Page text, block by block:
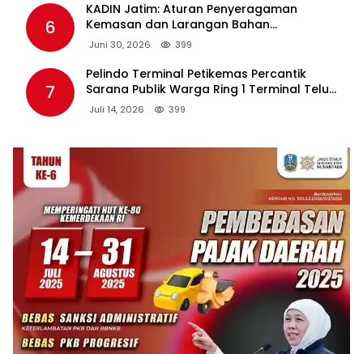
6
KADIN Jatim: Aturan Penyeragaman
Kemasan dan Larangan Bahan
Tambahan Berpotensi Ganggu Industri
Juni 30, 2026 399
7
Pelindo Terminal Petikemas Percantik
Sarana Publik Warga Ring 1 Terminal Teluk
Lamong Lewat Program TJSL
Juli 14, 2026 399